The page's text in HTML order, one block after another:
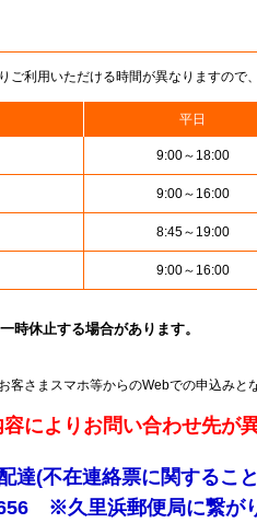
ご利用いただける時間が異なりますので
平日
9:00～18:00
9:00～16:00
8:45～19:00
9:00～16:00
時休止する場合があります。
客さまスマホ等からのWebでの申込みと
によりお問い合わせ先が
達(不在連絡票に関するこ
※久里浜郵便局に繋が